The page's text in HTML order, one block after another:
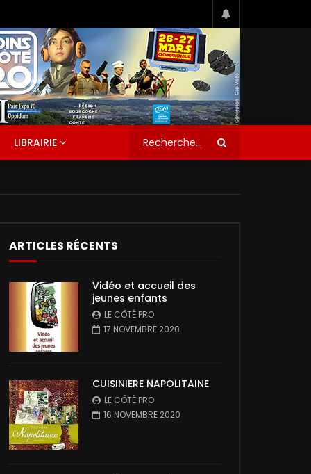
LIBRAIRIE
ARTICLES RÉCENTS
Vidéo et accueil des
jeunes enfants
LE CÔTÉ PRO
17 NOVEMBRE 2020
CUISINIERE NAPOLITAINE
LE CÔTÉ PRO
16 NOVEMBRE 2020